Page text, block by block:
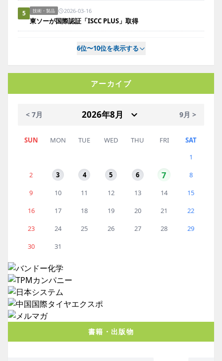
5 技術・製品 2026-03-16
東ソーが国際認証「ISCC PLUS」取得
6位〜10位を表示する
アーカイブ
< 7月 9月 >
SUN MON TUE WED THU FRI
SAT
1
2
3 4 5 6 7
8
9
10 11 12 13 14
15
16
17 18 19 20 21
22
23
24 25 26 27 28
29
30
31
書籍・出版物